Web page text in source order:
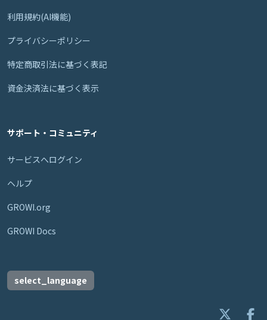
利用規約(AI機能)
プライバシーポリシー
特定商取引法に基づく表記
資金決済法に基づく表示
サポート・コミュニティ
サービスへログイン
ヘルプ
GROWI.org
GROWI Docs
select_language